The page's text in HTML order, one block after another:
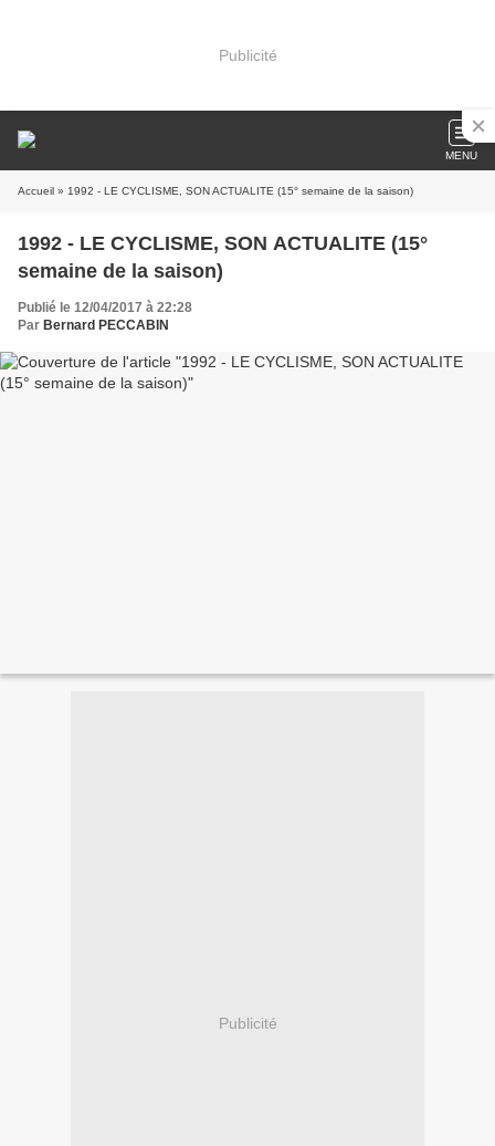
Publicité
MENU
Accueil » 1992 - LE CYCLISME, SON ACTUALITE (15° semaine de la saison)
1992 - LE CYCLISME, SON ACTUALITE (15°
semaine de la saison)
Publié le 12/04/2017 à 22:28
Par Bernard PECCABIN
Publicité